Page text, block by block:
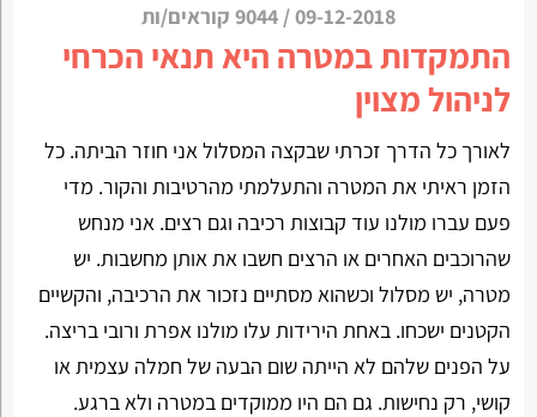
09-12-2018
/ 9044 קוראים/ות
התמקדות במטרה היא תנאי הכרחי
לניהול מצוין
לאורך כל הדרך זכרתי שבקצה המסלול אני חוזר הביתה. כל
הזמן ראיתי את המטרה והתעלמתי מהרטיבות והקור. מדי
פעם עברו מולנו עוד קבוצות רכיבה וגם רצים. אני מנחש
שהרוכבים האחרים או הרצים חשבו את אותן מחשבות. יש
מטרה, יש מסלול וכשהוא מסתיים נזכור את הרכיבה, והקשיים
הקטנים ישכחו. באחת הירידות עלו מולנו אפרת ורובי בריצה.
על הפנים שלהם לא הייתה שום הבעה של חמלה עצמית או
קושי, רק נחישות. גם הם היו ממוקדים במטרה ולא ברגע.